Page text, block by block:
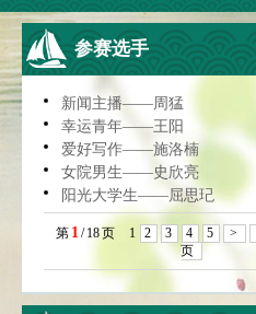
参赛选手
新闻主播——周猛
幸运青年——王阳
爱好写作——施洛楠
女院男生——史欣亮
阳光大学生——屈思玘
第 1 /18页 1 2 3 4 5 >
页